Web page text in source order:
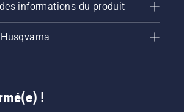
informations du produit
!